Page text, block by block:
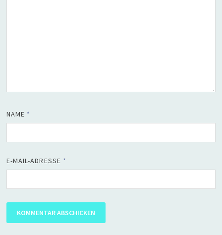
NAME *
E-MAIL-ADRESSE *